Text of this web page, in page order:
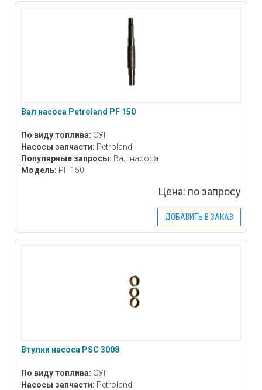
Вал насоса Petroland PF 150
По виду топлива: СУГ
Насосы запчасти: Petroland
Популярные запросы: Вал насоса
Модель: PF 150
Цена: по запросу
ДОБАВИТЬ В ЗАКАЗ
Втулки насоса PSC 3008
По виду топлива: СУГ
Насосы запчасти: Petroland